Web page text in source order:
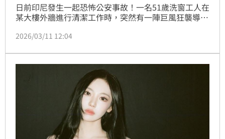
日前印尼發生一起恐怖公安事故！一名51歲洗窗工人在
某大樓外牆進行清潔工作時，突然有一陣巨風狂襲導致
巨風仍不斷吹襲，讓他猶如鐘擺般不斷撞擊大樓外牆，
2026/03/11 12:04